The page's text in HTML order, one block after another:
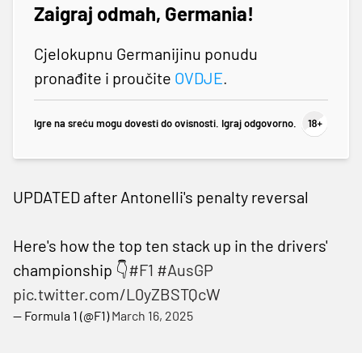
Zaigraj odmah, Germania!
Cjelokupnu Germanijinu ponudu
pronađite i proučite OVDJE.
Igre na sreću mogu dovesti do ovisnosti. Igraj odgovorno.
UPDATED after Antonelli's penalty reversal
Here's how the top ten stack up in the drivers'
championship 👇#F1 #AusGP
pic.twitter.com/L0yZBSTQcW
— Formula 1 (@F1)March 16, 2025